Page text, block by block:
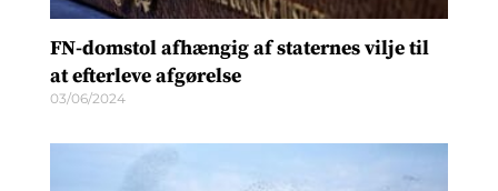
FN-domstol afhængig af staternes vilje til
at efterleve afgørelse
03/06/2024